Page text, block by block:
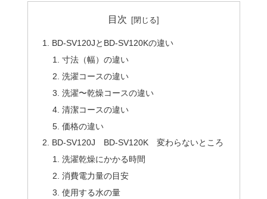
目次
BD-SV120JとBD-SV120Kの違い
寸法（幅）の違い
洗濯コースの違い
洗濯〜乾燥コースの違い
清潔コースの違い
価格の違い
BD-SV120J BD-SV120K 変わらないところ
洗濯乾燥にかかる時間
消費電力量の目安
使用する水の量